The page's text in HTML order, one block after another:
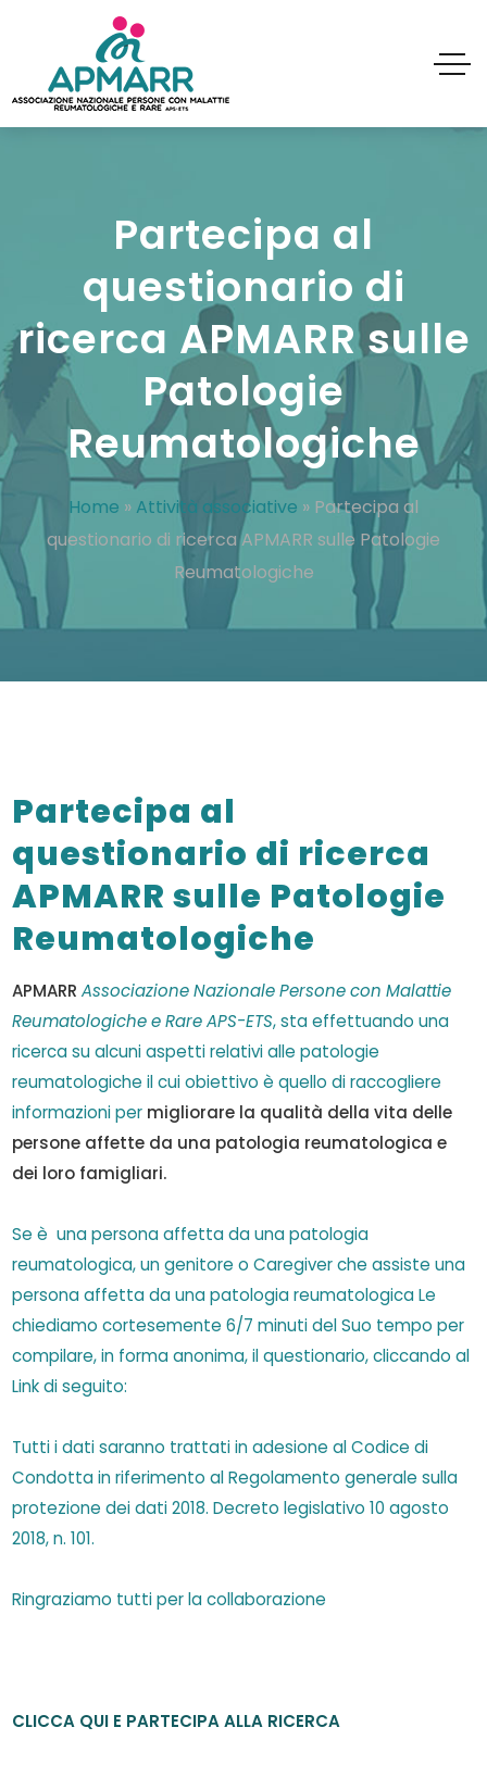
Partecipa al
questionario di
ricerca APMARR sulle
Patologie
Reumatologiche
Home » Attività associative » Partecipa al
questionario di ricerca APMARR sulle Patologie
Reumatologiche
Partecipa al
questionario di ricerca
APMARR sulle Patologie
Reumatologiche
APMARR Associazione Nazionale Persone con Malattie
Reumatologiche e Rare APS-ETS, sta effettuando una
ricerca su alcuni aspetti relativi alle patologie
reumatologiche il cui obiettivo è quello di raccogliere
informazioni per migliorare la qualità della vita delle
persone affette da una patologia reumatologica e
dei loro famigliari.
Se è una persona affetta da una patologia
reumatologica, un genitore o Caregiver che assiste una
persona affetta da una patologia reumatologica Le
chiediamo cortesemente 6/7 minuti del Suo tempo per
compilare, in forma anonima, il questionario, cliccando al
Link di seguito:
Tutti i dati saranno trattati in adesione al Codice di
Condotta in riferimento al Regolamento generale sulla
protezione dei dati 2018. Decreto legislativo 10 agosto
2018, n. 101.
Ringraziamo tutti per la collaborazione
CLICCA QUI E PARTECIPA ALLA RICERCA